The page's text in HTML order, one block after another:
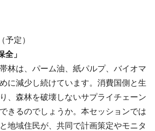
予定）
」
林は、パーム油、紙パルプ、バイオマ
に減少し続けています。消費国側と生
、森林を破壊しないサプライチェーン
きるのでしょうか。本セッションでは
地域住民が、共同で計画策定やモニタ